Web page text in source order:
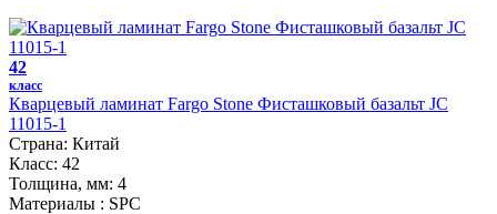
42
класс
Кварцевый ламинат Fargo Stone Фисташковый базальт JC
11015-1
Страна: Китай
Класс: 42
Толщина, мм: 4
Материалы : SPC